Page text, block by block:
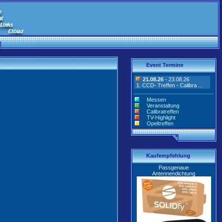
Event Termine
21.08.26 - 23.08.26
1. CCD- Treffen - Calibra ...
Messen
Veranstaltung
Calibratreffen
TV-Highlight
Opeltreffen
Kaufempfehlung
Passgenaue
Antennendichtung